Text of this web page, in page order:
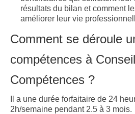
résultats du bilan et comment
améliorer leur vie
Comment se déroule
compétences à
Compétences ?
Il a une durée forfaitaire de 24
2h/semaine pendant 2.5 à 3 mois.